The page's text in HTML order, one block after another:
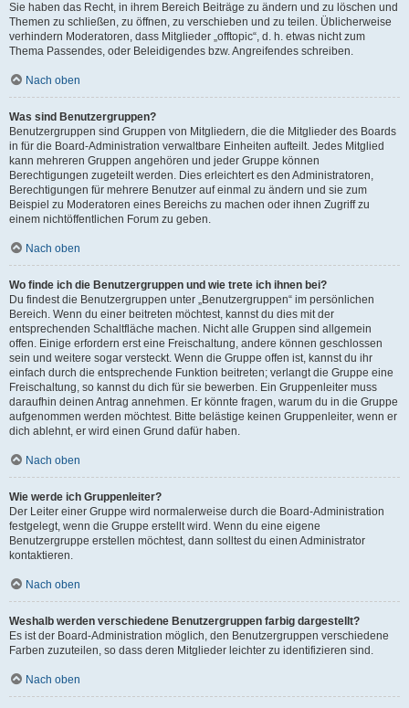
Sie haben das Recht, in ihrem Bereich Beiträge zu ändern und zu löschen und
Themen zu schließen, zu öffnen, zu verschieben und zu teilen. Üblicherweise
verhindern Moderatoren, dass Mitglieder „offtopic“, d. h. etwas nicht zum
Thema Passendes, oder Beleidigendes bzw. Angreifendes schreiben.
Nach oben
Was sind Benutzergruppen?
Benutzergruppen sind Gruppen von Mitgliedern, die die Mitglieder des Boards
in für die Board-Administration verwaltbare Einheiten aufteilt. Jedes Mitglied
kann mehreren Gruppen angehören und jeder Gruppe können
Berechtigungen zugeteilt werden. Dies erleichtert es den Administratoren,
Berechtigungen für mehrere Benutzer auf einmal zu ändern und sie zum
Beispiel zu Moderatoren eines Bereichs zu machen oder ihnen Zugriff zu
einem nichtöffentlichen Forum zu geben.
Nach oben
Wo finde ich die Benutzergruppen und wie trete ich ihnen bei?
Du findest die Benutzergruppen unter „Benutzergruppen“ im persönlichen
Bereich. Wenn du einer beitreten möchtest, kannst du dies mit der
entsprechenden Schaltfläche machen. Nicht alle Gruppen sind allgemein
offen. Einige erfordern erst eine Freischaltung, andere können geschlossen
sein und weitere sogar versteckt. Wenn die Gruppe offen ist, kannst du ihr
einfach durch die entsprechende Funktion beitreten; verlangt die Gruppe eine
Freischaltung, so kannst du dich für sie bewerben. Ein Gruppenleiter muss
daraufhin deinen Antrag annehmen. Er könnte fragen, warum du in die Gruppe
aufgenommen werden möchtest. Bitte belästige keinen Gruppenleiter, wenn er
dich ablehnt, er wird einen Grund dafür haben.
Nach oben
Wie werde ich Gruppenleiter?
Der Leiter einer Gruppe wird normalerweise durch die Board-Administration
festgelegt, wenn die Gruppe erstellt wird. Wenn du eine eigene
Benutzergruppe erstellen möchtest, dann solltest du einen Administrator
kontaktieren.
Nach oben
Weshalb werden verschiedene Benutzergruppen farbig dargestellt?
Es ist der Board-Administration möglich, den Benutzergruppen verschiedene
Farben zuzuteilen, so dass deren Mitglieder leichter zu identifizieren sind.
Nach oben